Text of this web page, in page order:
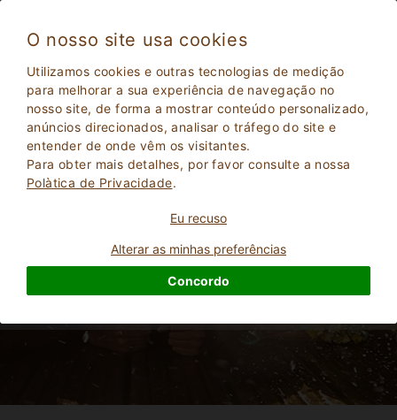
O nosso site usa cookies
Utilizamos cookies e outras tecnologias de medição
para melhorar a sua experiência de navegação no
nosso site, de forma a mostrar conteúdo personalizado,
anúncios direcionados, analisar o tráfego do site e
entender de onde vêm os visitantes.
Para obter mais detalhes, por favor consulte a nossa
Polà­tica de Privacidade.
Eu recuso
Alterar as minhas preferências
Concordo
Férias em família Emilia Romagna: Agriturismo
com piscina para crianças
0Crianças PESQUISAR